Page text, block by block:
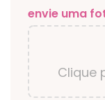
envie uma
Clique